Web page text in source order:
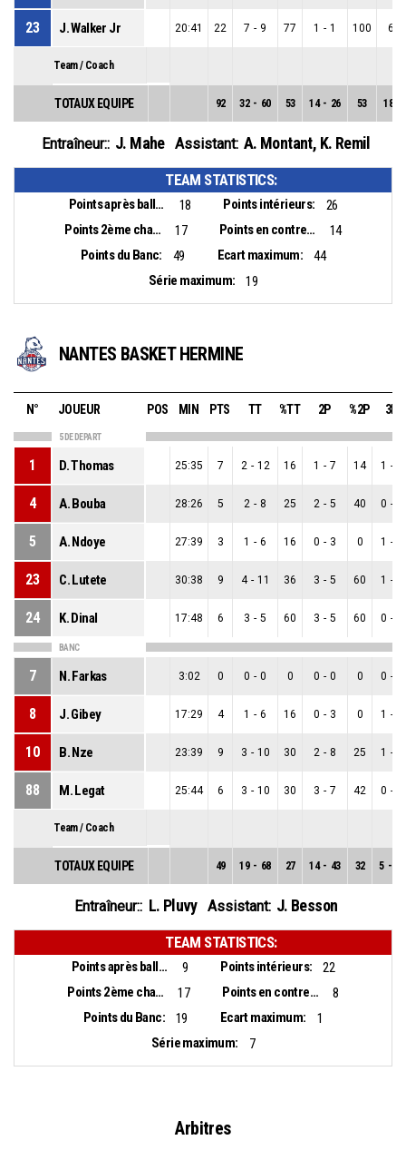
23 J. Walker Jr 20:41 22 7 - 9 77 1 - 1 100 6
Team / Coach
TOTAUX EQUIPE 92 32 - 60 53 14 - 26 53 18
Entraîneur:: J. Mahe Assistant: A. Montant, K. Remil
TEAM STATISTICS:
Points après balles perdues: 18 Points intérieurs:
26
Points 2ème chance:
17 Points en contre-attaque:
14
Points du Banc:
49 Ecart maximum:
44
Série maximum:
19
NANTES BASKET HERMINE
N° JOUEUR POS MIN PTS TT %TT 2P %2P 3P
5 DE DEPART
1 D. Thomas 25:35 7 2 - 12 16 1 - 7 14 1 -
4 A. Bouba 28:26 5 2 - 8 25 2 - 5 40 0 -
5 A. Ndoye 27:39 3 1 - 6 16 0 - 3 0 1 -
23 C. Lutete 30:38 9 4 - 11 36 3 - 5 60 1 -
24 K. Dinal 17:48 6 3 - 5 60 3 - 5 60 0 -
BANC
7 N. Farkas 3:02 0 0 - 0 0 0 - 0 0 0 -
8 J. Gibey 17:29 4 1 - 6 16 0 - 3 0 1 -
10 B. Nze 23:39 9 3 - 10 30 2 - 8 25 1 -
88 M. Legat 25:44 6 3 - 10 30 3 - 7 42 0 -
Team / Coach
TOTAUX EQUIPE 49 19 - 68 27 14 - 43 32 5 -
Entraîneur:: L. Pluvy Assistant: J. Besson
TEAM STATISTICS:
Points après balles perdues: 9 Points intérieurs:
22
Points 2ème chance:
17 Points en contre-attaque:
8
Points du Banc:
19 Ecart maximum:
1
Série maximum:
7
Arbitres